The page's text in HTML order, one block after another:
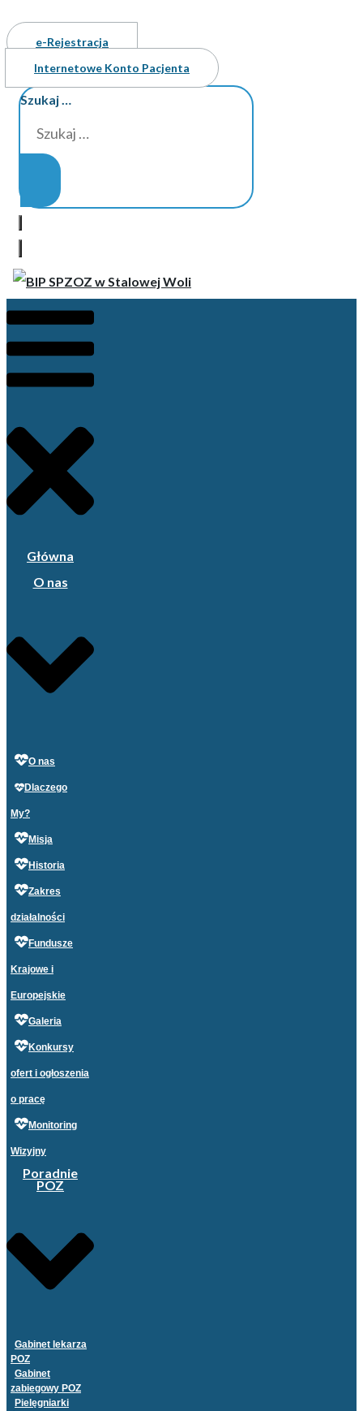
e-Rejestracja
Internetowe Konto Pacjenta
Szukaj …
Główna
O nas
O nas
Dlaczego
My?
Misja
Historia
Zakres
działalności
Fundusze
Krajowe i
Europejskie
Galeria
Konkursy
ofert i ogłoszenia
o pracę
Monitoring
Wizyjny
Poradnie
POZ
Gabinet lekarza
POZ
Gabinet
zabiegowy POZ
Pielęgniarki